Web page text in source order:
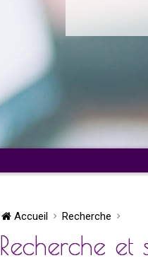
Accueil Recherche
Recherche et